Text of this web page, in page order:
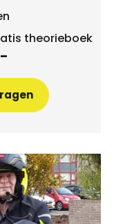
theorieboek